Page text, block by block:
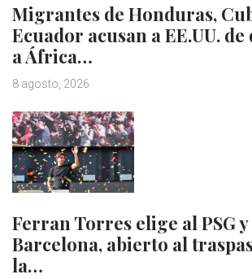
Migrantes de Honduras,
Ecuador acusan a EE.UU.
a África…
8 agosto, 2026
Ferran Torres elige al PSG
Barcelona, abierto al
la…